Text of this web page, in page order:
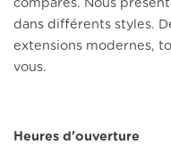
comparés. Nous
dans différents styles.
extensions modernes,
vous.
Heures d'ouverture